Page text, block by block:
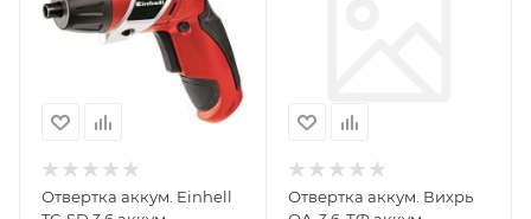
Отвертка аккум. Einhell
Отвертка аккум. Вихрь